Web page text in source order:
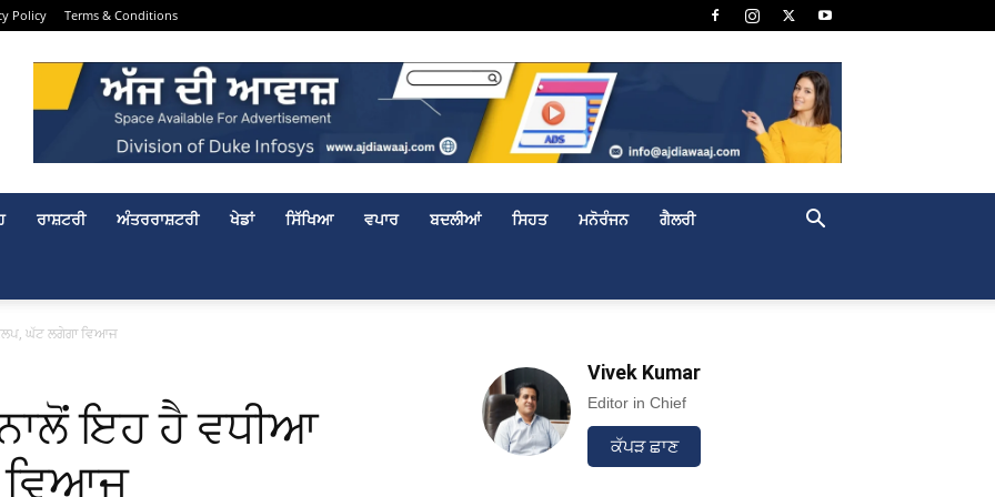
Policy Terms & Conditions
ਰਾਸ਼ਟਰੀ ਅੰਤਰਰਾਸ਼ਟਰੀ ਖੇਡਾਂ ਸਿੱਖਿਆ ਵਪਾਰ ਬਦਲੀਆਂ ਸਿਹਤ ਮਨੋਰੰਜਨ ਗੈਲਰੀ
ਘੱਟ ਲਗੇਗਾ ਵਿਆਜ
ਇਹ ਹੈ ਵਧੀਆ
ਵਿਆਜ
Vivek Kumar
Editor in Chief
ਕੱਪੜ ਛਾਣ